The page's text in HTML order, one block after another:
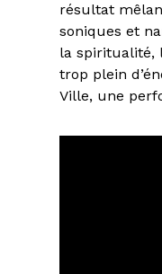
résultat
soniques et
la spiritualité,
trop plein
Ville, une